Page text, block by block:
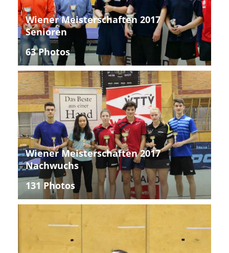
Wiener Meisterschaften 2017
Senioren
63 Photos
Wiener Meisterschaften 2017
Nachwuchs
131 Photos